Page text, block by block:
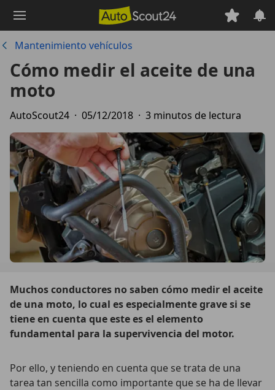
principal
Mantenimiento vehículos
Cómo medir el aceite de una
moto
AutoScout24 · 05/12/2018 · 3 minutos de lectura
Muchos conductores no saben cómo medir el aceite
de una moto, lo cual es especialmente grave si se
tiene en cuenta que este es el elemento
fundamental para la supervivencia del motor.
Por ello, y teniendo en cuenta que se trata de una
tarea tan sencilla como importante que se ha de llevar